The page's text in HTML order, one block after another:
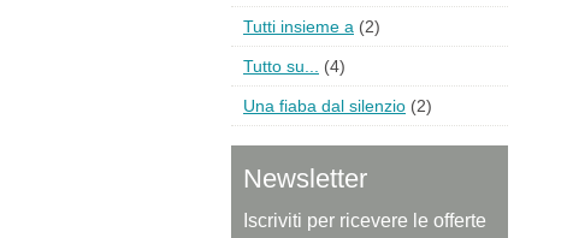
Tutti insieme a (2)
Tutto su... (4)
Una fiaba dal silenzio (2)
Newsletter
Iscriviti per ricevere le offerte